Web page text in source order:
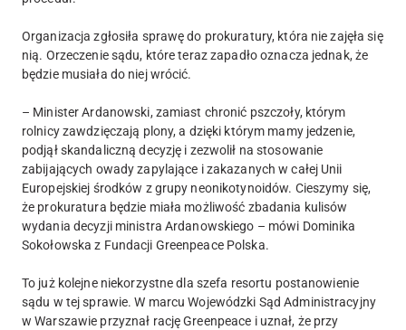
Organizacja zgłosiła sprawę do prokuratury, która nie zajęła się
nią. Orzeczenie sądu, które teraz zapadło oznacza jednak, że
będzie musiała do niej wrócić.
– Minister Ardanowski, zamiast chronić pszczoły, którym
rolnicy zawdzięczają plony, a dzięki którym mamy jedzenie,
podjął skandaliczną decyzję i zezwolił na stosowanie
zabijających owady zapylające i zakazanych w całej Unii
Europejskiej środków z grupy neonikotynoidów. Cieszymy się,
że prokuratura będzie miała możliwość zbadania kulisów
wydania decyzji ministra Ardanowskiego – mówi Dominika
Sokołowska z Fundacji Greenpeace Polska.
To już kolejne niekorzystne dla szefa resortu postanowienie
sądu w tej sprawie. W marcu Wojewódzki Sąd Administracyjny
w Warszawie przyznał rację Greenpeace i uznał, że przy